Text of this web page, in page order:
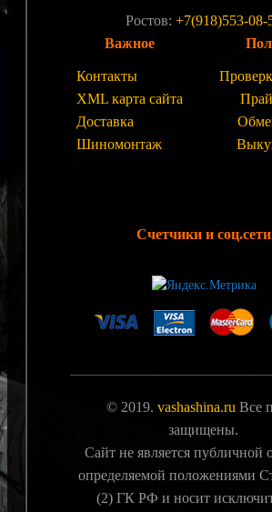
Ростов: +7(918)553-08-
Важное
Контакты
XML карта сайта
Доставка
Шиномонтаж
Счетчики и соц.сети
© 2019. vashashina.ru Все
защищены.
Сайт не является публичной
определяемой положениями
(2) ГК РФ и носит